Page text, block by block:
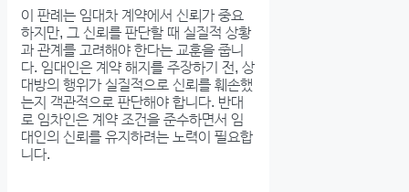
이 판례는 임대차 계약에서 신뢰가 중요
하지만, 그 신뢰를 판단할 때 실질적 상황
과 관계를 고려해야 한다는 교훈을 줍니
다. 임대인은 계약 해지를 주장하기 전, 상
대방의 행위가 실질적으로 신뢰를 훼손했
는지 객관적으로 판단해야 합니다. 반대
로 임차인은 계약 조건을 준수하면서 임
대인의 신뢰를 유지하려는 노력이 필요합
니다.